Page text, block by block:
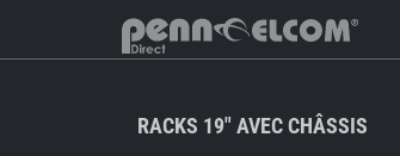
RACKS 19" AVEC CHÂSSIS